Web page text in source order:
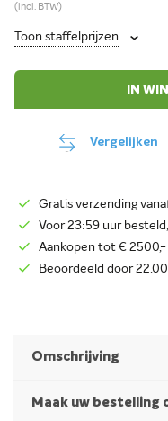
Toon staffelprijzen
IN
Vergelijken
Gratis verzending
Voor 23:59 uur
Aankopen tot € 2500,-
Beoordeeld door
Omschrijving
Maak uw bestelling